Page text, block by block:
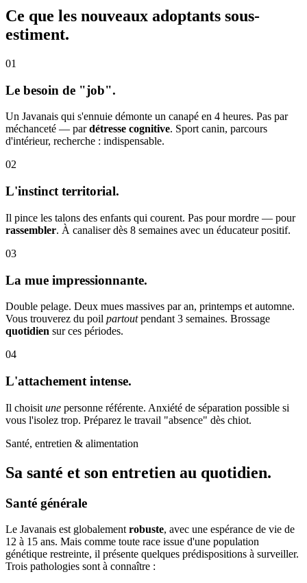
Ce que les nouveaux adoptants sous-
estiment.
01
Le besoin de "job".
Un Javanais qui s'ennuie démonte un canapé en 4 heures. Pas par
méchanceté — pardétresse cognitive. Sport canin, parcours
d'intérieur, recherche : indispensable.
02
L'instinct territorial.
Il pince les talons des enfants qui courent. Pas pour mordre — pour
rassembler. À canaliser dès 8 semaines avec un éducateur positif.
03
La mue impressionnante.
Double pelage. Deux mues massives par an, printemps et automne.
Vous trouverez du poil partoutpendant 3 semaines. Brossage
quotidien sur ces périodes.
04
L'attachement intense.
Il choisit une personne référente. Anxiété de séparation possible si
vous l'isolez trop. Préparez le travail "absence" dès chiot.
Santé, entretien & alimentation
Sa santé et son entretien au quotidien.
Santé générale
Le Javanais est globalement robuste, avec une espérance de vie de
12 à 15 ans. Mais comme toute race issue d'une population
génétique restreinte, il présente quelques prédispositions à surveiller.
Trois pathologies sont à connaître :